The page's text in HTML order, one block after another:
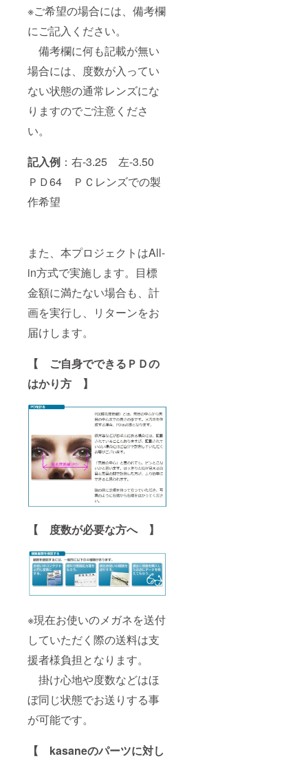
※ご希望の場合には、備考欄
にご記入ください。
備考欄に何も記載が無い
場合には、度数が入ってい
ない状態の通常レンズにな
りますのでご注意くださ
い。
記入例 ：右-3.25 左-3.50
ＰＤ64 ＰＣレンズでの製
作希望
また、本プロジェクトはAll-
in方式で実施します。目標
金額に満たない場合も、計
画を実行し、リターンをお
届けします。
【 ご自身でできるＰＤの
はかり方 】
【 度数が必要な方へ 】
※現在お使いのメガネを送付
していただく際の送料は支
援者様負担となります。
掛け心地や度数などはほ
ぼ同じ状態でお送りする事
が可能です。
【 kasaneのパーツに対し